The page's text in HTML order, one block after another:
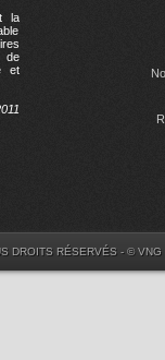
la
de
et
DROITS RÉSERVÉS - ©